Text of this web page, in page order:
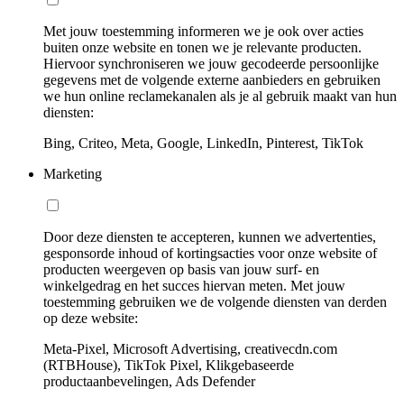
Met jouw toestemming informeren we je ook over acties
buiten onze website en tonen we je relevante producten.
Hiervoor synchroniseren we jouw gecodeerde persoonlijke
gegevens met de volgende externe aanbieders en gebruiken
we hun online reclamekanalen als je al gebruik maakt van hun
diensten:
Bing, Criteo, Meta, Google, LinkedIn, Pinterest, TikTok
Marketing
Door deze diensten te accepteren, kunnen we advertenties,
gesponsorde inhoud of kortingsacties voor onze website of
producten weergeven op basis van jouw surf- en
winkelgedrag en het succes hiervan meten. Met jouw
toestemming gebruiken we de volgende diensten van derden
op deze website:
Meta-Pixel, Microsoft Advertising, creativecdn.com
(RTBHouse), TikTok Pixel, Klikgebaseerde
productaanbevelingen, Ads Defender